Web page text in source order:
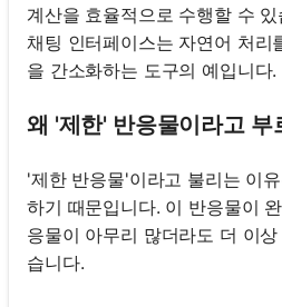
계산을 효율적으로 수행할 수
채팅 인터페이스는 자연어 처리
을 간소화하는 도구의 예입니다.
왜 '제한' 반응물이라고 부
'제한 반응물'이라고 불리는 이
하기 때문입니다. 이 반응물이
응물이 아무리 많더라도 더 이
습니다.